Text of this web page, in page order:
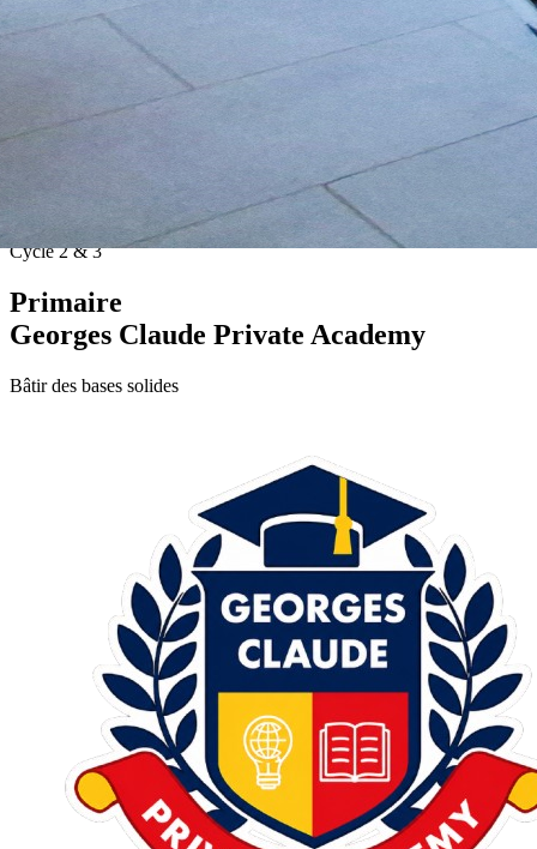
Cycle 2 & 3
Primaire
Georges Claude Private Academy
Bâtir des bases solides